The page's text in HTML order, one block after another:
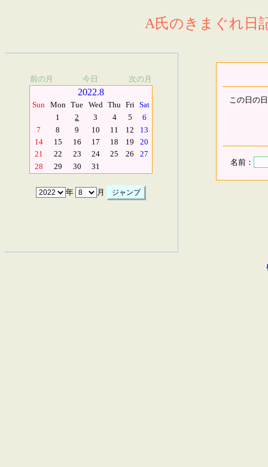
A氏のきまぐれ日
前の月 今日 次の月
2022.8
Sun Mon Tue Wed Thu Fri Sat
1
2 3 4 5
6
7
8 9 10 11 12
13
14
15 16 17 18 19
20
21
22 23 24 25 26
27
28
29 30 31
年 月
この日の
名前：